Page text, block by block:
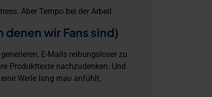
Aber Tempo bei der Arbeit.
wir Fans sind)
E-Mails reibungsloser zu
Produkttexte nachzudenken. Und
Weile lang mau anfühlt,